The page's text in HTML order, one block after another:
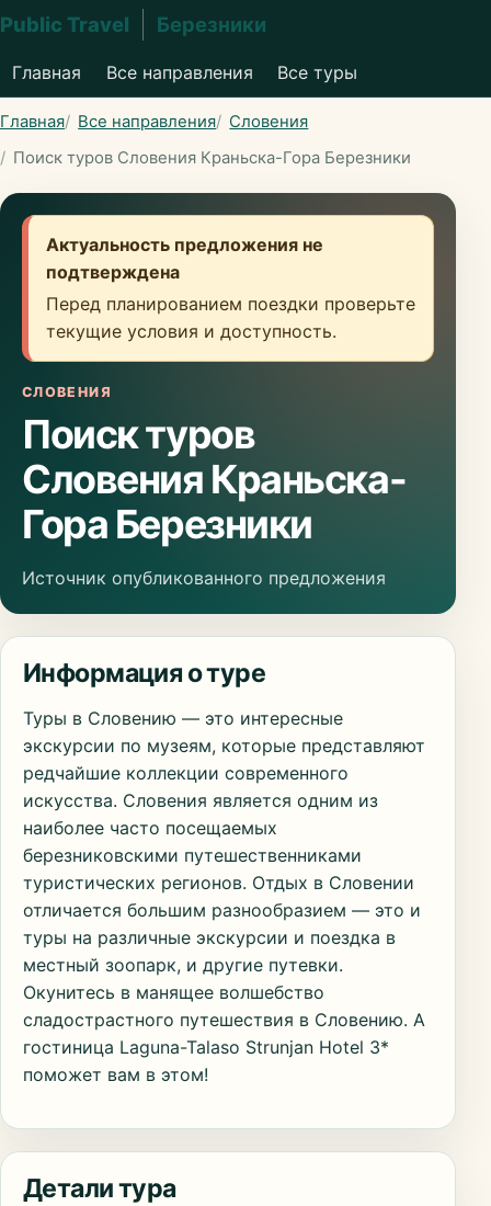
Public Travel Березники
Главная Все направления Все туры
Главная Все направления
Словения
Поиск туров Словения Краньска-Гора Березники
Актуальность предложения не
подтверждена
Перед планированием поездки проверьте
текущие условия и доступность.
СЛОВЕНИЯ
Поиск туров
Словения Краньска-
Гора Березники
Источник опубликованного предложения
Информация о туре
Туры в Словению — это интересные
экскурсии по музеям, которые представляют
редчайшие коллекции современного
искусства. Словения является одним из
наиболее часто посещаемых
березниковскими путешественниками
туристических регионов. Отдых в Словении
отличается большим разнообразием — это и
туры на различные экскурсии и поездка в
местный зоопарк, и другие путевки.
Окунитесь в манящее волшебство
сладострастного путешествия в Словению. А
гостиница Laguna-Talaso Strunjan Hotel 3*
поможет вам в этом!
Детали тура